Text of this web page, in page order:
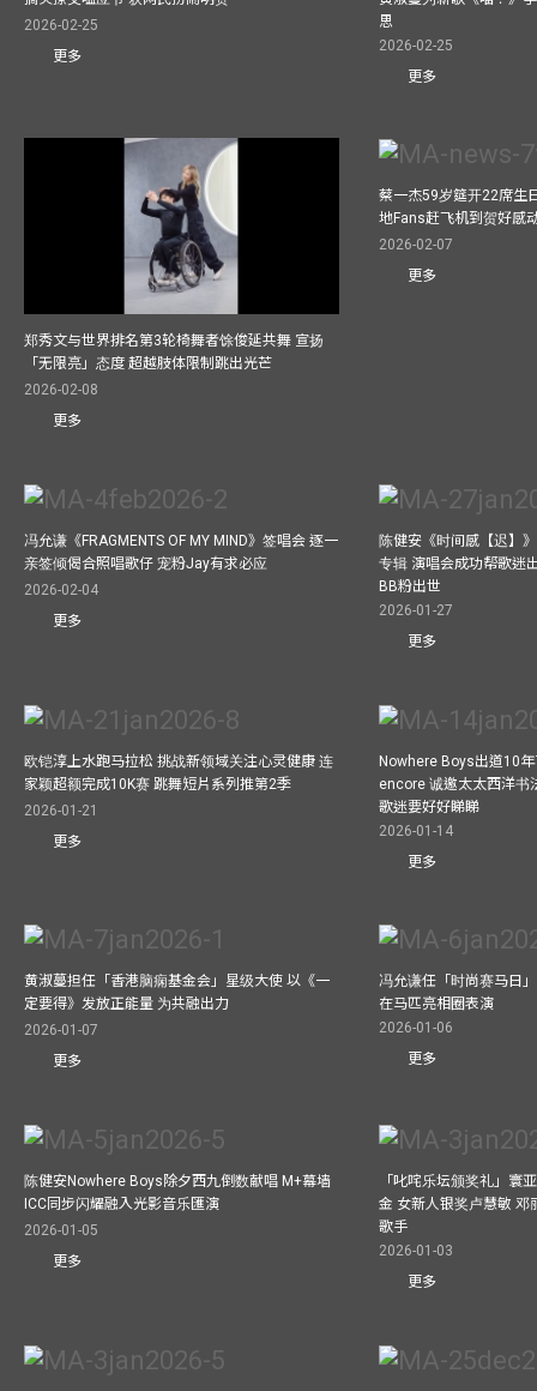
2026-02-25
更多
思
2026-02-25
更多
郑秀文与世界排名第3轮椅舞者馀俊延共舞 宣扬
「无限亮」态度 超越肢体限制跳出光芒
2026-02-08
更多
蔡一杰59岁筵开22席生
地Fans赶飞机到贺好感
2026-02-07
更多
冯允谦《FRAGMENTS OF MY MIND》签唱会 逐一
亲签倾偈合照唱歌仔 宠粉Jay有求必应
2026-02-04
更多
陈健安《时间感【迟】
专辑 演唱会成功帮歌迷
BB粉出世
2026-01-27
更多
欧铠淳上水跑马拉松 挑战新领域关注心灵健康 连
家颖超额完成10K赛 跳舞短片系列推第2季
2026-01-21
更多
Nowhere Boys出道10
encore 诚邀太太西洋书
歌迷要好好睇睇
2026-01-14
更多
黄淑蔓担任「香港脑痫基金会」星级大使 以《一
定要得》发放正能量 为共融出力
2026-01-07
更多
冯允谦任「时尚赛马日
在马匹亮相圈表演
2026-01-06
更多
陈健安Nowhere Boys除夕西九倒数献唱 M+幕墙
ICC同步闪耀融入光影音乐匯演
2026-01-05
更多
「叱咤乐坛颁奖礼」寰
金 女新人银奖卢慧敏 邓
歌手
2026-01-03
更多